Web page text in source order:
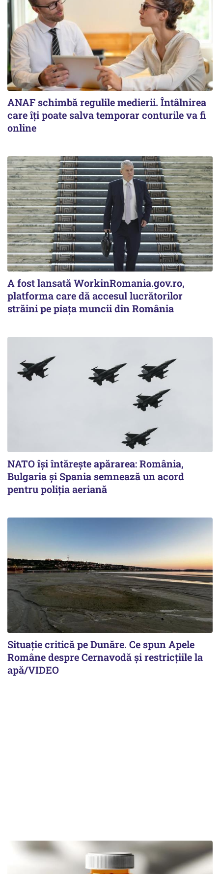
ANAF schimbă regulile medierii. Întâlnirea
care îți poate salva temporar conturile va fi
online
A fost lansată WorkinRomania.gov.ro,
platforma care dă accesul lucrătorilor
străini pe piața muncii din România
NATO își întărește apărarea: România,
Bulgaria și Spania semnează un acord
pentru poliția aeriană
Situație critică pe Dunăre. Ce spun Apele
Române despre Cernavodă și restricțiile la
apă/VIDEO